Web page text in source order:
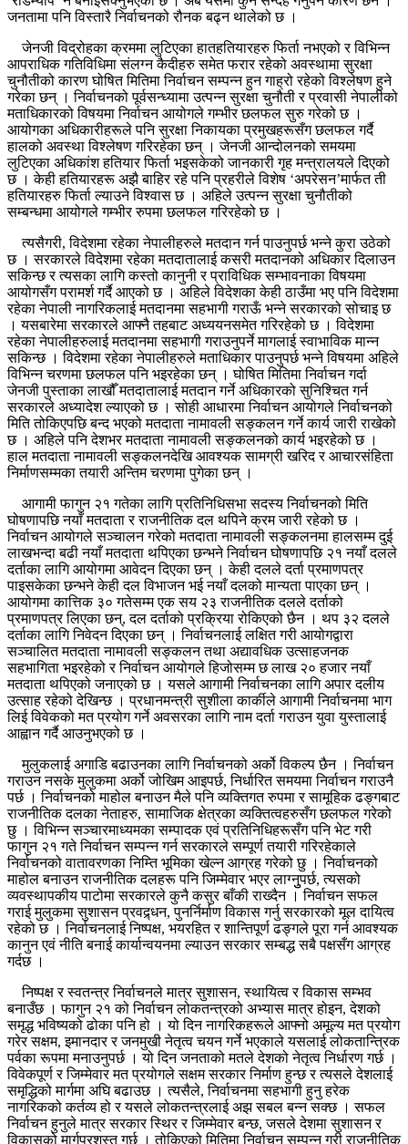
जनतामा पनि विस्तारै निर्वाचनको रौनक बढ्न थालेको छ ।
जेनजी विद्रोहका क्रममा लुटिएका हातहतियारहरु फिर्ता नभएको र विभिन्न
आपराधिक गतिविधिमा संलग्न कैदीहरु समेत फरार रहेको अवस्थामा सुरक्षा
चुनौतीको कारण घोषित मितिमा निर्वाचन सम्पन्न हुन गाह्रो रहेको विश्लेषण हुने
गरेका छन् । निर्वाचनको पूर्वसन्ध्यामा उत्पन्न सुरक्षा चुनौती र प्रवासी नेपालीको
मताधिकारको विषयमा निर्वाचन आयोगले गम्भीर छलफल सुरु गरेको छ ।
आयोगका अधिकारीहरूले पनि सुरक्षा निकायका प्रमुखहरूसँग छलफल गर्दै
हालको अवस्था विश्लेषण गरिरहेका छन् । जेनजी आन्दोलनको समयमा
लुटिएका अधिकांश हतियार फिर्ता भइसकेको जानकारी गृह मन्त्रालयले दिएको
छ । केही हतियारहरू अझै बाहिर रहे पनि प्रहरीले विशेष ‘अपरेसन’मार्फत ती
हतियारहरु फिर्ता ल्याउने विश्वास छ । अहिले उत्पन्न सुरक्षा चुनौतीको
सम्बन्धमा आयोगले गम्भीर रुपमा छलफल गरिरहेको छ ।
त्यसैगरी, विदेशमा रहेका नेपालीहरुले मतदान गर्न पाउनुपर्छ भन्ने कुरा उठेको
छ । सरकारले विदेशमा रहेका मतदातालाई कसरी मतदानको अधिकार दिलाउन
सकिन्छ र त्यसका लागि कस्तो कानुनी र प्राविधिक सम्भावनाका विषयमा
आयोगसँग परामर्श गर्दै आएको छ । अहिले विदेशका केही ठाउँमा भए पनि विदेशमा
रहेका नेपाली नागरिकलाई मतदानमा सहभागी गराऊँ भन्ने सरकारको सोचाइ छ
। यसबारेमा सरकारले आफ्नै तहबाट अध्ययनसमेत गरिरहेको छ । विदेशमा
रहेका नेपालीहरुलाई मतदानमा सहभागी गराउनुपर्ने मागलाई स्वाभाविक मान्न
सकिन्छ । विदेशमा रहेका नेपालीहरुले मताधिकार पाउनुपर्छ भन्ने विषयमा अहिले
विभिन्न चरणमा छलफल पनि भइरहेका छन् । घोषित मितिमा निर्वाचन गर्दा
जेनजी पुस्ताका लाखौँ मतदातालाई मतदान गर्ने अधिकारको सुनिश्चित गर्न
सरकारले अध्यादेश ल्याएको छ । सोही आधारमा निर्वाचन आयोगले निर्वाचनको
मिति तोकिएपछि बन्द भएको मतदाता नामावली सङ्कलन गर्ने कार्य जारी राखेको
छ । अहिले पनि देशभर मतदाता नामावली सङ्कलनको कार्य भइरहेको छ ।
हाल मतदाता नामावली सङ्कलनदेखि आवश्यक सामग्री खरिद र आचारसंहिता
निर्माणसम्मका तयारी अन्तिम चरणमा पुगेका छन् ।
आगामी फागुन २१ गतेका लागि प्रतिनिधिसभा सदस्य निर्वाचनको मिति
घोषणापछि नयाँ मतदाता र राजनीतिक दल थपिने क्रम जारी रहेको छ ।
निर्वाचन आयोगले सञ्चालन गरेको मतदाता नामावली सङ्कलनमा हालसम्म दुई
लाखभन्दा बढी नयाँ मतदाता थपिएका छन्भने निर्वाचन घोषणापछि २१ नयाँ दलले
दर्ताका लागि आयोगमा आवेदन दिएका छन् । केही दलले दर्ता प्रमाणपत्र
पाइसकेका छन्भने केही दल विभाजन भई नयाँ दलको मान्यता पाएका छन् ।
आयोगमा कात्तिक ३० गतेसम्म एक सय २३ राजनीतिक दलले दर्ताको
प्रमाणपत्र लिएका छन्, दल दर्ताको प्रक्रिया रोकिएको छैन । थप ३२ दलले
दर्ताका लागि निवेदन दिएका छन् । निर्वाचनलाई लक्षित गरी आयोगद्वारा
सञ्चालित मतदाता नामावली सङ्कलन तथा अद्यावधिक उत्साहजनक
सहभागिता भइरहेको र निर्वाचन आयोगले हिजोसम्म छ लाख २० हजार नयाँ
मतदाता थपिएको जनाएको छ । यसले आगामी निर्वाचनका लागि अपार दलीय
उत्साह रहेको देखिन्छ । प्रधानमन्त्री सुशीला कार्कीले आगामी निर्वाचनमा भाग
लिई विवेकको मत प्रयोग गर्ने अवसरका लागि नाम दर्ता गराउन युवा युस्तालाई
आह्वान गर्दै आउनुभएको छ ।
मुलुकलाई अगाडि बढाउनका लागि निर्वाचनको अर्को विकल्प छैन । निर्वाचन
गराउन नसके मुलुकमा अर्को जोखिम आइपर्छ, निर्धारित समयमा निर्वाचन गराउनै
पर्छ । निर्वाचनको माहोल बनाउन मैले पनि व्यक्तिगत रुपमा र सामूहिक ढङ्गबाट
राजनीतिक दलका नेताहरु, सामाजिक क्षेत्रका व्यक्तित्वहरुसँग छलफल गरेको
छु । विभिन्न सञ्चारमाध्यमका सम्पादक एवं प्रतिनिधिहरूसँग पनि भेट गरी
फागुन २१ गते निर्वाचन सम्पन्न गर्न सरकारले सम्पूर्ण तयारी गरिरहेकाले
निर्वाचनको वातावरणका निम्ति भूमिका खेल्न आग्रह गरेको छु । निर्वाचनको
माहोल बनाउन राजनीतिक दलहरू पनि जिम्मेवार भएर लाग्नुुपर्छ, त्यसको
व्यवस्थापकीय पाटोमा सरकारले कुनै कसुर बाँकी राख्दैन । निर्वाचन सफल
गराई मुलुकमा सुशासन प्रवद्र्धन, पुनर्निर्माण विकास गर्नु सरकारको मूल दायित्व
रहेको छ । निर्वाचनलाई निष्पक्ष, भयरहित र शान्तिपूर्ण ढङ्गले पूरा गर्न आवश्यक
कानुन एवं नीति बनाई कार्यान्वयनमा ल्याउन सरकार सम्बद्ध सबै पक्षसँग आग्रह
गर्दछ ।
निष्पक्ष र स्वतन्त्र निर्वाचनले मात्र सुशासन, स्थायित्व र विकास सम्भव
बनाउँछ । फागुन २१ को निर्वाचन लोकतन्त्रको अभ्यास मात्र होइन, देशको
समृद्ध भविष्यको ढोका पनि हो । यो दिन नागरिकहरूले आफ्नो अमूल्य मत प्रयोग
गरेर सक्षम, इमानदार र जनमुखी नेतृत्व चयन गर्ने भएकाले यसलाई लोकतान्त्रिक
पर्वका रूपमा मनाउनुपर्छ । यो दिन जनताको मतले देशको नेतृत्व निर्धारण गर्छ ।
विवेकपूर्ण र जिम्मेवार मत प्रयोगले सक्षम सरकार निर्माण हुन्छ र त्यसले देशलाई
समृद्धिको मार्गमा अघि बढाउछ । त्यसैले, निर्वाचनमा सहभागी हुनु हरेक
नागरिकको कर्तव्य हो र यसले लोकतन्त्रलाई अझ सबल बन्न सक्छ । सफल
निर्वाचन हुनुले मात्र सरकार स्थिर र जिम्मेवार बन्छ, जसले देशमा सुशासन र
विकासको मार्गप्रशस्त गर्छ । तोकिएको मितिमा निर्वाचन सम्पन्न गरी राजनीतिक